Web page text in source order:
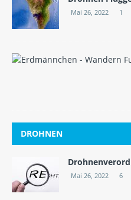
Mai 26, 2022 1
DROHNEN
Mai 26, 2022 6